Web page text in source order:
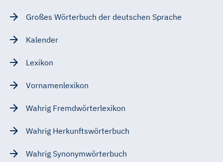
Großes Wörterbuch der deutschen Sprache
Kalender
Lexikon
Vornamenlexikon
Wahrig Fremdwörterlexikon
Wahrig Herkunftswörterbuch
Wahrig Synonymwörterbuch